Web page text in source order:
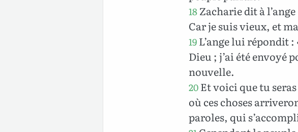
18Zacharie dit à
Car je suis vieux, et
19L’ange lui répondit
Dieu ; j’ai été envoyé
nouvelle.
20Et voici que tu
où ces choses
paroles, qui